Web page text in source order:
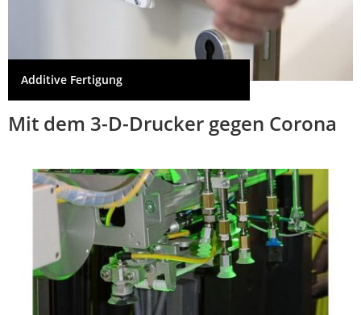
Additive Fertigung
Mit dem 3-D-Drucker gegen Corona